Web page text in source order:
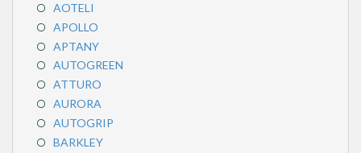
AOTELI
APOLLO
APTANY
AUTOGREEN
ATTURO
AURORA
AUTOGRIP
BARKLEY